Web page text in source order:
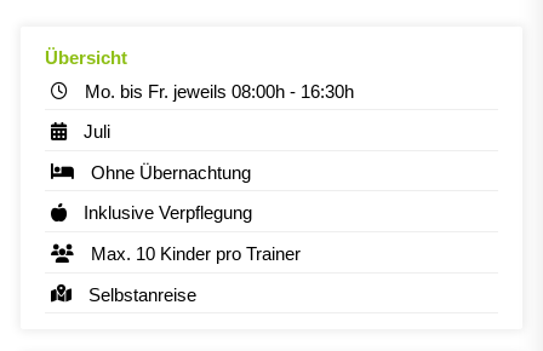
Übersicht
Mo. bis Fr. jeweils 08:00h - 16:30h
Juli
Ohne Übernachtung
Inklusive Verpflegung
Max. 10 Kinder pro Trainer
Selbstanreise